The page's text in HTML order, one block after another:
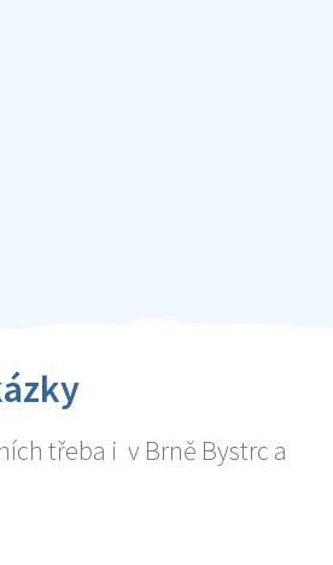
třeba i v Brně Bystrc a